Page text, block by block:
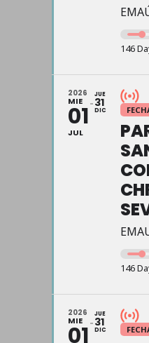
146
2026
MIE
01
JUL
JUE
31
DIC
146
2026
MIE
01
JUE
31
DIC